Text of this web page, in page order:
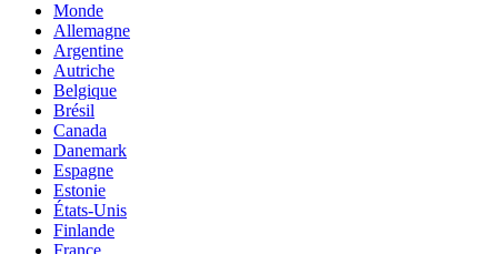
Monde
Allemagne
Argentine
Autriche
Belgique
Brésil
Canada
Danemark
Espagne
Estonie
États-Unis
Finlande
France